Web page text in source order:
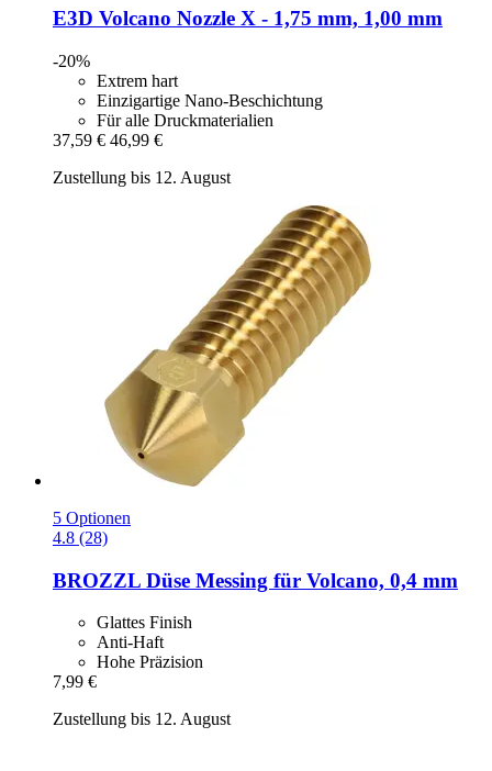
E3D Volcano Nozzle X -​ 1,75 mm, 1,00 mm
-20%
Extrem hart
Einzigartige Nano-Beschichtung
Für alle Druckmaterialien
37,59 € 46,99 €
Zustellung bis 12. August
5 Optionen
4.8 (28)
BROZZL Düse Messing für Volcano, 0,4 mm
Glattes Finish
Anti-Haft
Hohe Präzision
7,99 €
Zustellung bis 12. August